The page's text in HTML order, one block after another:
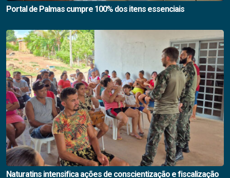
Portal de Palmas cumpre 100% dos itens essenciais
Naturatins intensifica ações de conscientização e fiscalização